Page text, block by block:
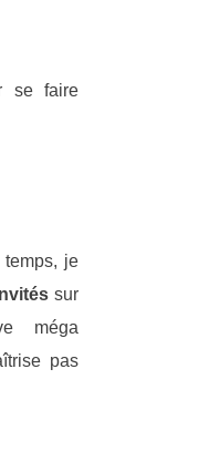
se faire
je
sur
méga
pas